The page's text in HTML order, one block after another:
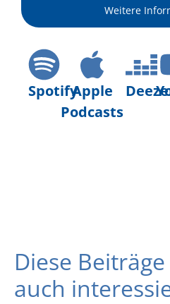
Weitere
SpotifyApple
Podcasts
Diese
auch